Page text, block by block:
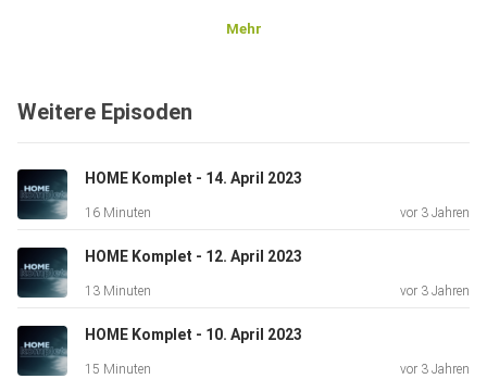
Mehr
Weitere Episoden
HOME Komplet - 14. April 2023
16 Minuten vor 3 Jahren
HOME Komplet - 12. April 2023
13 Minuten vor 3 Jahren
HOME Komplet - 10. April 2023
15 Minuten vor 3 Jahren